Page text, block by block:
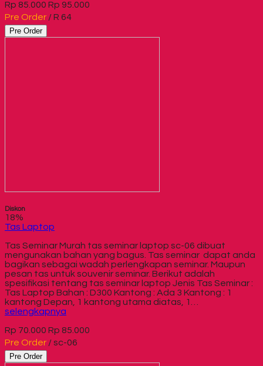
Rp 85.000 Rp 95.000
Pre Order / R 64
Pre Order
Diskon
18%
Tas Laptop
Tas Seminar Murah tas seminar laptop sc-06 dibuat
mengunakan bahan yang bagus. Tas seminar dapat anda
bagikan sebagai wadah perlengkapan seminar. Maupun
pesan tas untuk souvenir seminar. Berikut adalah
spesifikasi tentang tas seminar laptop Jenis Tas Seminar :
Tas Laptop Bahan : D300 Kantong : Ada 3 Kantong : 1
kantong Depan, 1 kantong utama diatas, 1…
selengkapnya
Rp 70.000 Rp 85.000
Pre Order / sc-06
Pre Order